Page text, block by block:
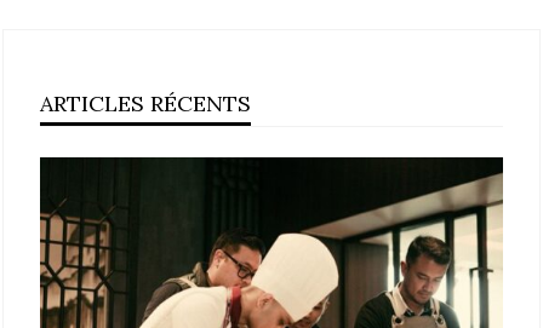
ARTICLES RÉCENTS